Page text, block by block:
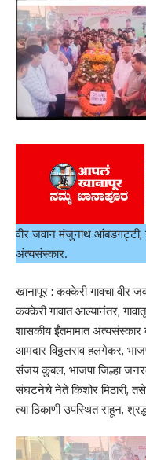
वीर जवान मंजुनाथ आंबडगट्टी,
अंत्यसंस्कार.
खानापूर : कक्केरी गावचा वीर
कक्केरी गावात आल्यानंतर,
शासकीय ईंंतमामात अंत्यसंस्कार
आमदार विठ्ठलराव हलगेकर,
संजय कुबल, भाजपा जिल्हा
संघटनेचे नेते किशोर मिठारी,
त्या ठिकाणी उपस्थित राहून,